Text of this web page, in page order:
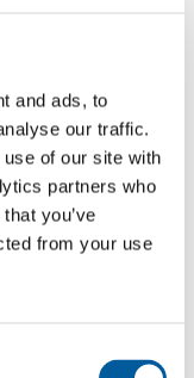
and ads, to
our traffic.
of our site with
partners who
you’ve
from your use